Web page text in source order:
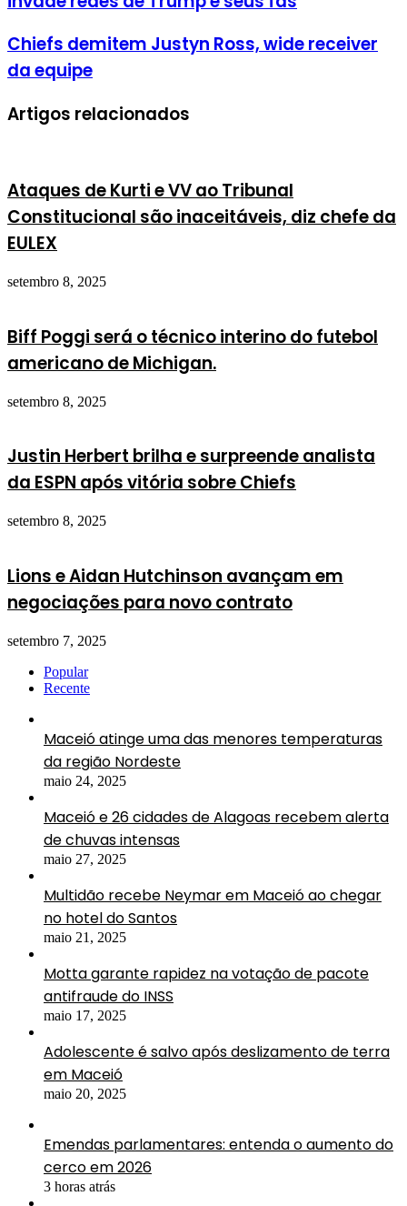
Chiefs demitem Justyn Ross, wide receiver
da equipe
Artigos relacionados
Ataques de Kurti e VV ao Tribunal
Constitucional são inaceitáveis, diz chefe da
EULEX
setembro 8, 2025
Biff Poggi será o técnico interino do futebol
americano de Michigan.
setembro 8, 2025
Justin Herbert brilha e surpreende analista
da ESPN após vitória sobre Chiefs
setembro 8, 2025
Lions e Aidan Hutchinson avançam em
negociações para novo contrato
setembro 7, 2025
Popular
Recente
Maceió atinge uma das menores temperaturas
da região Nordeste
maio 24, 2025
Maceió e 26 cidades de Alagoas recebem alerta
de chuvas intensas
maio 27, 2025
Multidão recebe Neymar em Maceió ao chegar
no hotel do Santos
maio 21, 2025
Motta garante rapidez na votação de pacote
antifraude do INSS
maio 17, 2025
Adolescente é salvo após deslizamento de terra
em Maceió
maio 20, 2025
Emendas parlamentares: entenda o aumento do
cerco em 2026
3 horas atrás